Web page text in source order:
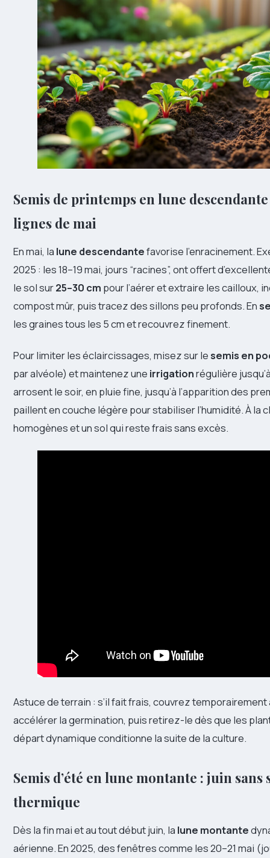
Semis de printemps en lune
lignes de mai
En mai, la lune descendantefavorise l’enracinement.
2025 : les 18–19 mai, jours “racines”, ont offert
le sol sur25–30 cm pour l’aérer et extraire les cailloux,
compost mûr, puis tracez des sillons peu profonds. En
les graines tous les 5 cm et recouvrez finement.
Pour limiter les éclaircissages, misez sur lesemis en
par alvéole) et maintenez une irrigationrégulière
arrosent le soir, en pluie fine, jusqu’à l’apparition des
paillent en couche légère pour stabiliser l’humidité. À la
homogènes et un sol qui reste frais sans excès.
Astuce de terrain : s’il fait frais, couvrez temporairement
accélérer la germination, puis retirez-le dès que les
départ dynamique conditionne la suite de la culture.
Semis d’été en lune montante : juin sans
thermique
Dès la fin mai et au tout début juin, la lune montante
aérienne. En 2025, des fenêtres comme les 20–21 mai